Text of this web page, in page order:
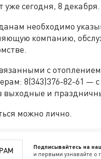
сегодня, 8 декабря.
необходимо
компанию,
с
8(343)376-82-61 — с
выходные и
можно лично.
Подписывайтесь на
и первыми узнавайте о